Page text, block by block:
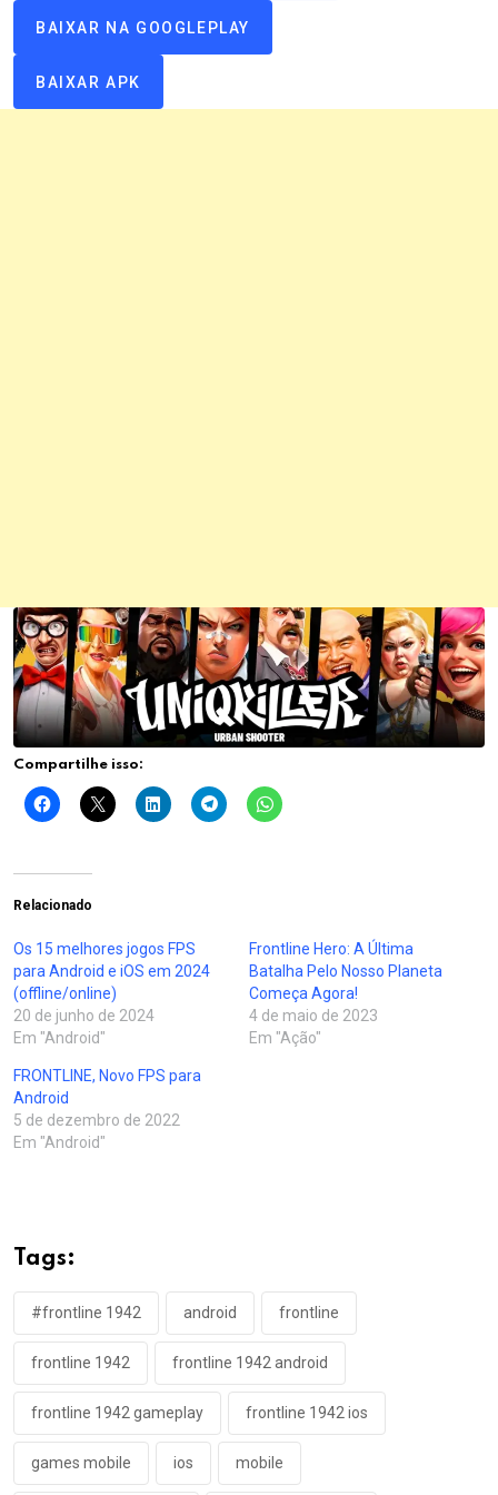
BAIXAR NA GOOGLEPLAY
BAIXAR APK
Compartilhe isso:
Relacionado
Os 15 melhores jogos FPS
para Android e iOS em 2024
(offline/online)
20 de junho de 2024
Em "Android"
Frontline Hero: A Última
Batalha Pelo Nosso Planeta
Começa Agora!
4 de maio de 2023
Em "Ação"
FRONTLINE, Novo FPS para
Android
5 de dezembro de 2022
Em "Android"
Tags:
#frontline 1942 android frontline
frontline 1942 frontline 1942 android
frontline 1942 gameplay frontline 1942 ios
games mobile ios mobile